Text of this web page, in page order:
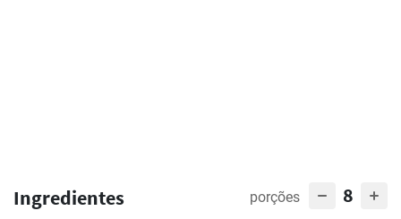
Ingredientes porções 8